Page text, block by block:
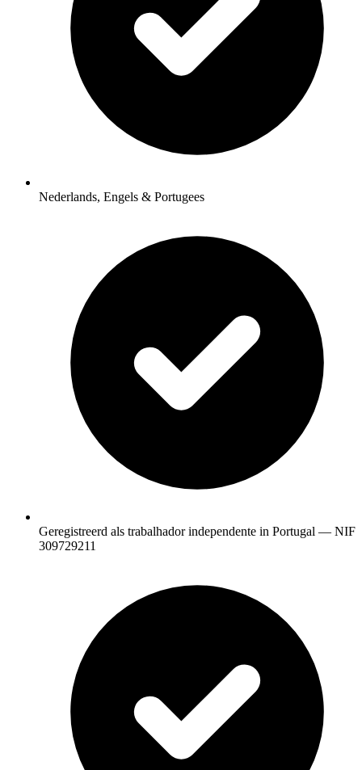
Nederlands, Engels & Portugees
Geregistreerd als trabalhador independente in Portugal — NIF
309729211